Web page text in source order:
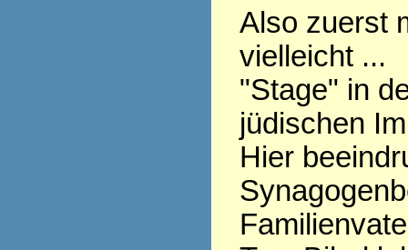
Also zuerst
vielleicht ...
"Stage" in
jüdischen
Hier